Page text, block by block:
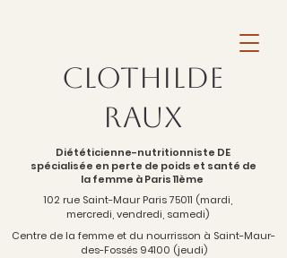
Clothilde
Raux
Diététicienne-nutritionniste DE
spécialisée en perte de poids et santé de
la femme à Paris 11ème
102 rue Saint-Maur Paris 75011 (mardi,
mercredi, vendredi, samedi)
Centre de la femme et du nourrisson à Saint-Maur-
des-Fossés 94100 (jeudi)